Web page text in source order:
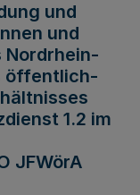
und
und
öffentlich-
1.2 im
JFWörA